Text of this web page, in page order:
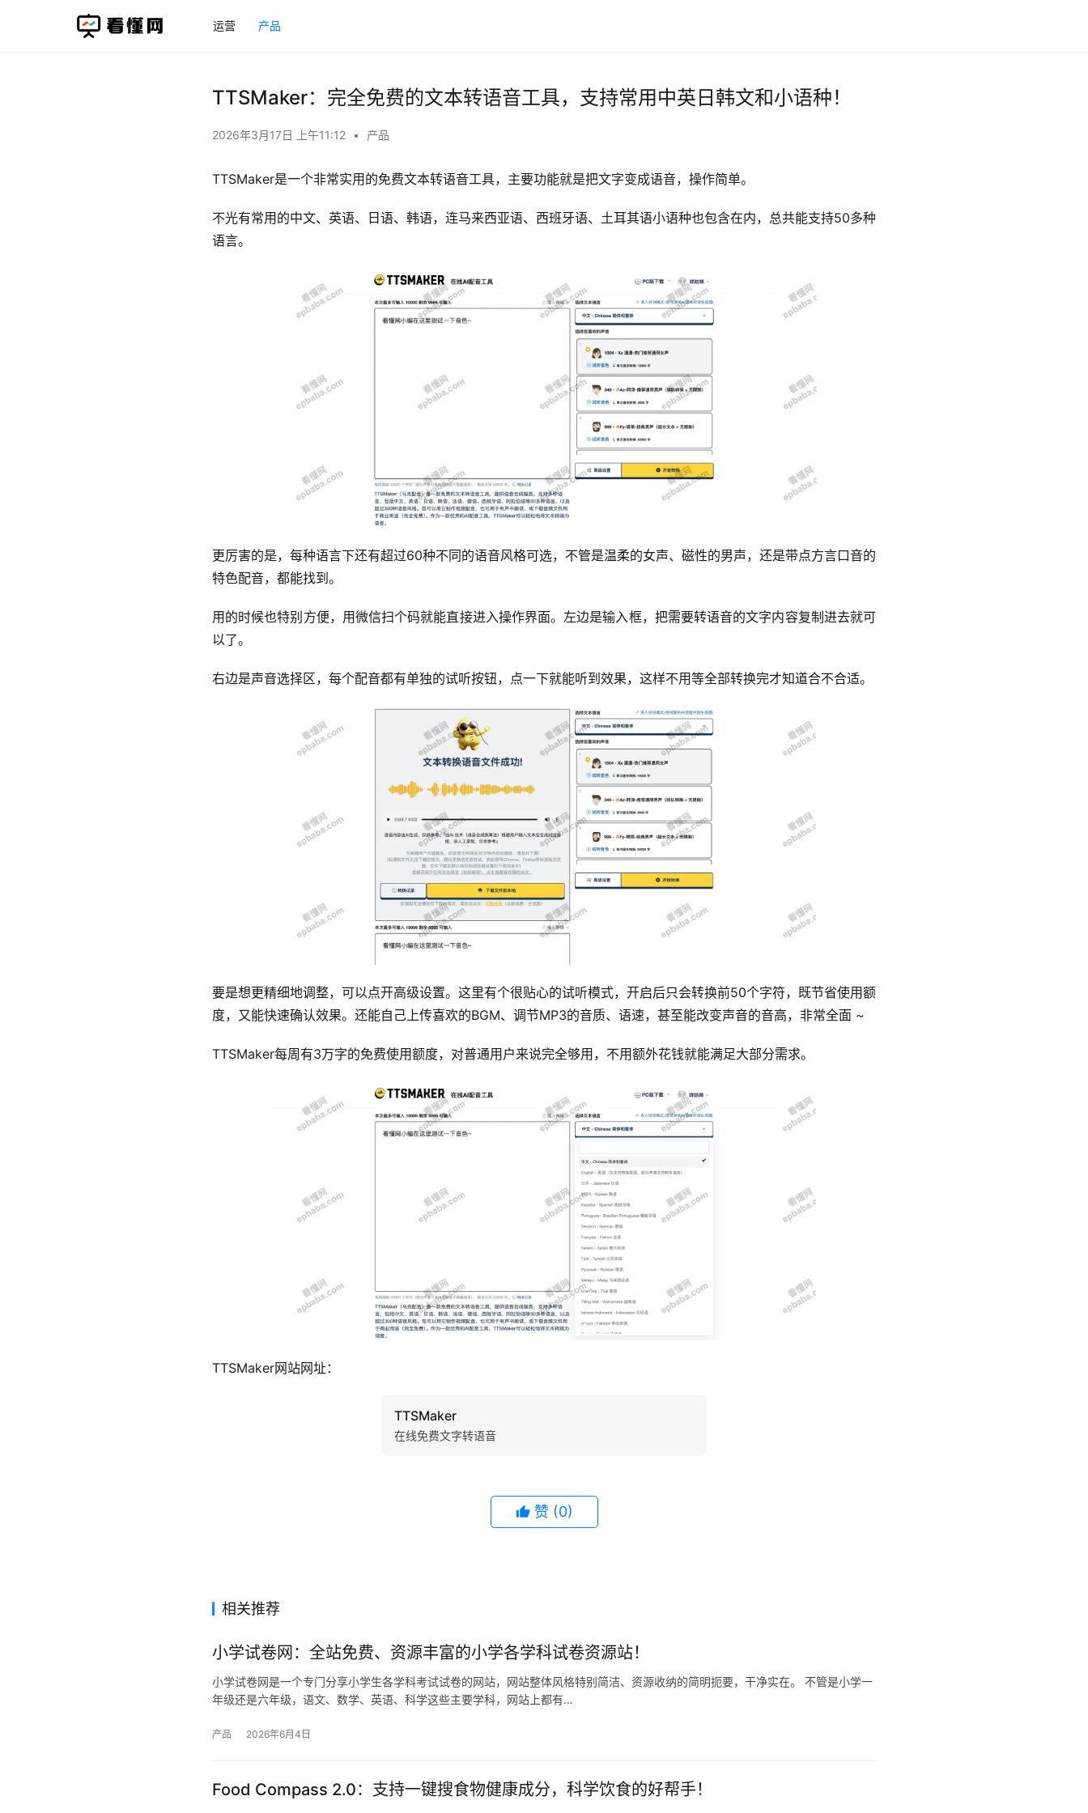
运营 产品
TTSMaker：完全免费的文本转语音工具，支持常用中英日韩文和小语种！
2026年3月17日 上午11:12 • 产品
TTSMaker是一个非常实用的免费文本转语音工具，主要功能就是把文字变成语音，操作简单。
不光有常用的中文、英语、日语、韩语，连马来西亚语、西班牙语、土耳其语小语种也包含在内，总共能支持50多种
语言。
更厉害的是，每种语言下还有超过60种不同的语音风格可选，不管是温柔的女声、磁性的男声，还是带点方言口音的
特色配音，都能找到。
用的时候也特别方便，用微信扫个码就能直接进入操作界面。左边是输入框，把需要转语音的文字内容复制进去就可
以了。
右边是声音选择区，每个配音都有单独的试听按钮，点一下就能听到效果，这样不用等全部转换完才知道合不合适。
要是想更精细地调整，可以点开高级设置。这里有个很贴心的试听模式，开启后只会转换前50个字符，既节省使用额
度，又能快速确认效果。还能自己上传喜欢的BGM、调节MP3的音质、语速，甚至能改变声音的音高，非常全面 ~
TTSMaker每周有3万字的免费使用额度，对普通用户来说完全够用，不用额外花钱就能满足大部分需求。
TTSMaker网站网址：
TTSMaker
在线免费文字转语音
赞 (0)
相关推荐
小学试卷网：全站免费、资源丰富的小学各学科试卷资源站！
小学试卷网是一个专门分享小学生各学科考试试卷的网站，网站整体风格特别简洁、资源收纳的简明扼要，干净实在。 不管是小学一
年级还是六年级，语文、数学、英语、科学这些主要学科，网站上都有…
产品 2026年6月4日
Food Compass 2.0：支持一键搜食物健康成分，科学饮食的好帮手！